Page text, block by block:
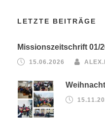
LETZTE BEITRÄGE
Missionszeitschrift 01/
15.06.2026